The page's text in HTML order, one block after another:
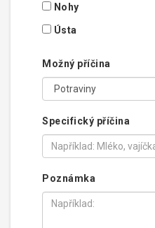
Nohy
Ústa
Možný příčina
Specifický příčina
Poznámka